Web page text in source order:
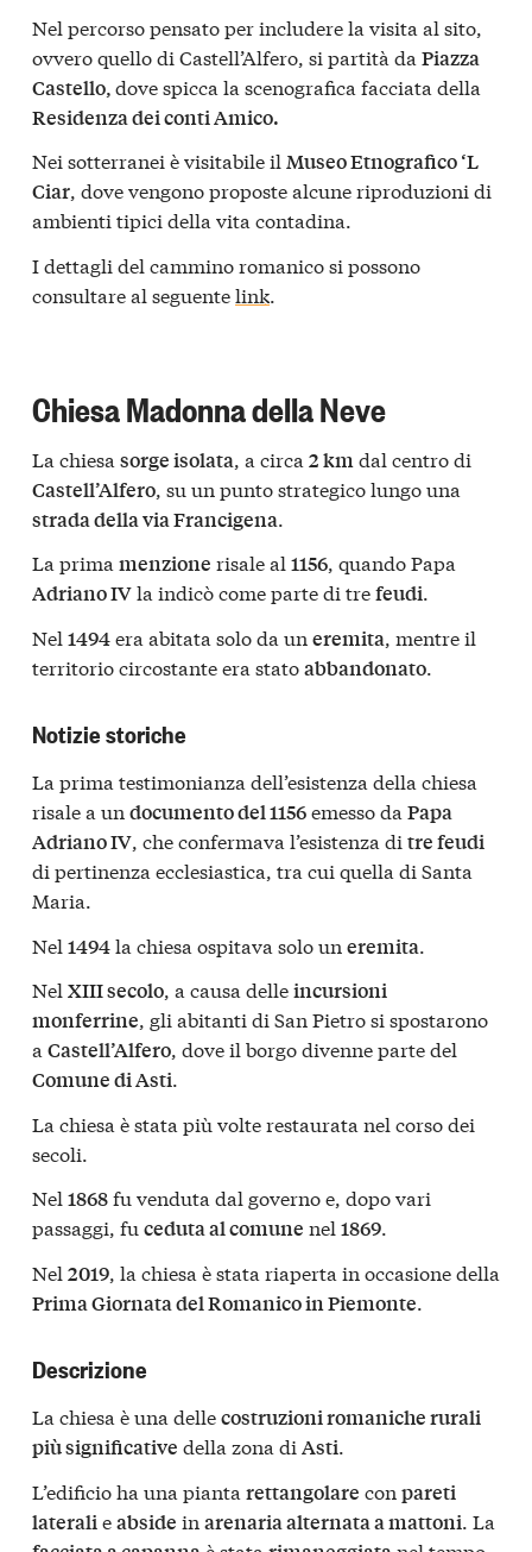
Nel percorso pensato per includere la visita al sito,
ovvero quello di Castell’Alfero, si partità da Piazza
Castello,dove spicca la scenografica facciata della
Residenza dei conti Amico.
Nei sotterranei è visitabile il Museo Etnografico ‘L
Ciar, dove vengono proposte alcune riproduzioni di
ambienti tipici della vita contadina.
I dettagli del cammino romanico si possono
consultare al seguentelink.
Chiesa Madonna della Neve
La chiesa sorge isolata , a circa 2 km dal centro di
Castell’Alfero , su un punto strategico lungo una
strada della via Francigena
La prima menzione risale al 1156, quando Papa
Adriano IVla indicò come parte di trefeudi.
Nel 1494era abitata solo da un eremita, mentre il
territorio circostante era statoabbandonato.
Notizie storiche
La prima testimonianza dell’esistenza della chiesa
risale a un documento del 1156emesso da Papa
Adriano IV, che confermava l’esistenza di tre feudi
di pertinenza ecclesiastica, tra cui quella di Santa
Maria.
Nel 1494la chiesa ospitava solo un eremita
Nel XIII secolo, a causa delleincursioni
monferrine, gli abitanti di San Pietro si spostarono
a Castell’Alfero, dove il borgo divenne parte del
Comune di Asti.
La chiesa è stata più volte restaurata nel corso dei
secoli.
Nel 1868fu venduta dal governo e, dopo vari
passaggi, fu ceduta al comune nel 1869.
Nel 2019, la chiesa è stata riaperta in occasione della
Prima Giornata del Romanico in Piemonte.
Descrizione
La chiesa è una dellecostruzioni romaniche rurali
più significative della zona di Asti.
L’edificio ha una pianta rettangolare con pareti
lateralieabside in arenaria alternata a mattoni. La